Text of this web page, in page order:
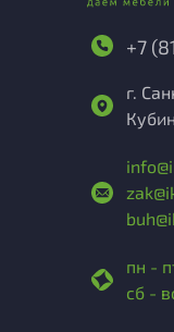
+7
г.
пн -
сб -